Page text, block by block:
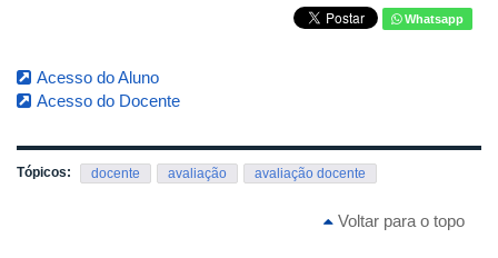
Whatsapp
Acesso do Aluno
Acesso do Docente
Tópicos: docente avaliação avaliação docente
Voltar para o topo